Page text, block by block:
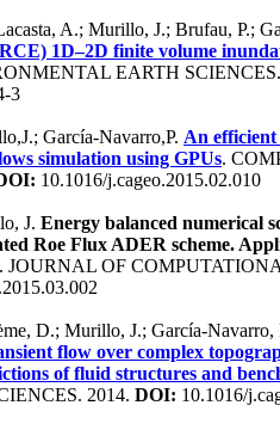
A.; Murillo, J.; Brufau, P.;
1D–2D finite volume
EARTH
3
García-Navarro,P. An
simulation using GPUs.
10.1016/j.cageo.2015.02.010
J. Energy balanced numerical
Roe Flux ADER scheme.
. JOURNAL OF
D.; Murillo, J.; García-Navarro,
flow over complex
of fluid structures and
2014. DOI: 10.1016/